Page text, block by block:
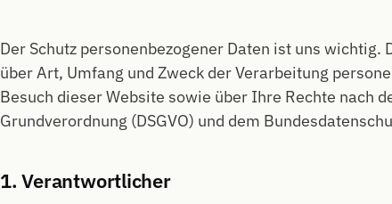
Der Schutz personenbezogener Daten ist uns
über Art, Umfang und Zweck der Verarbeitung
Besuch dieser Website sowie über Ihre Rechte nach
Grundverordnung (DSGVO) und dem
1. Verantwortlicher